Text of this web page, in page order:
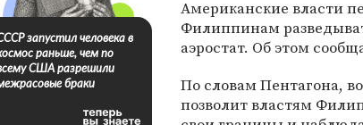
Американские власти
Филиппинам
аэростат. Об этом
По словам Пентагона,
позволит властям
запустил человека в
раньше, чем по
США разрешили
браки